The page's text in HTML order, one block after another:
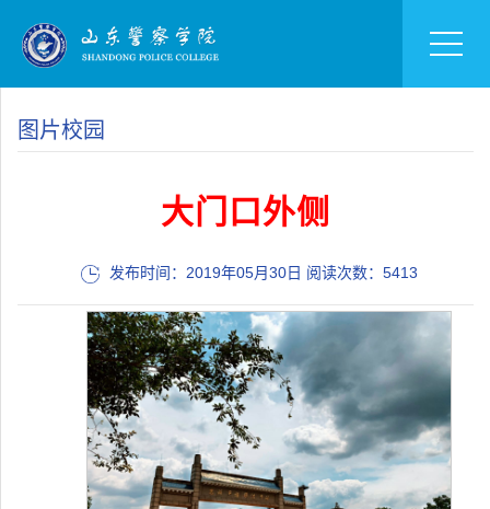
图片校园
大门口外侧
发布时间：2019年05月30日 阅读次数： 5413